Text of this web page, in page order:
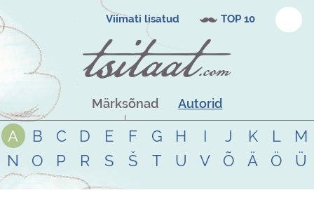
Viimati lisatud TOP 10
Märksõnad Autorid
A B C D E F G H I J K L
M
N
O P R S Š T U V Õ Ä Ö Ü